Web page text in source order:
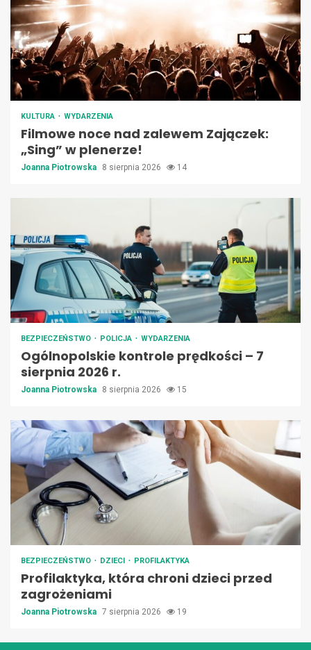
KULTURA WYDARZENIA
Filmowe noce nad zalewem Zajączek:
„Sing” w plenerze!
Joanna Piotrowska 8 sierpnia 2026 14
BEZPIECZEŃSTWO POLICJA WYDARZENIA
Ogólnopolskie kontrole prędkości – 7
sierpnia 2026 r.
Joanna Piotrowska 8 sierpnia 2026 15
BEZPIECZEŃSTWO DZIECI PROFILAKTYKA
Profilaktyka, która chroni dzieci przed
zagrożeniami
Joanna Piotrowska 7 sierpnia 2026 19